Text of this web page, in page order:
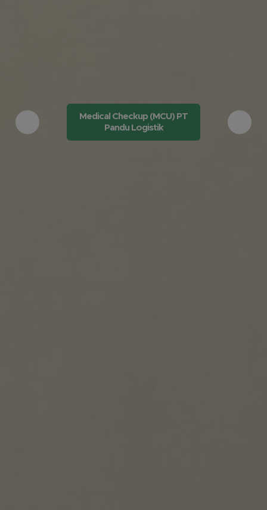
Medical Checkup (MCU) PT
Pandu Logistik
Previous Next